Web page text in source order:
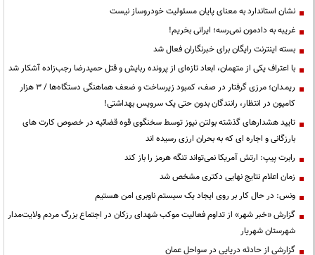
نشان استاندارد به معنای پایان مسئولیت خودروساز نیست
غریبه به دادمون نمی‌رسه؛ ایرانی بخریم!
بسته اینترنت رایگان برای خبرنگاران فعال شد
با اعتراف یکی از متهمان، ابعاد تازه‌ای از پرونده ربایش و قتل حمیدرضا رجب‌زاده آشکار شد
ریمـدان؛ مرزی گرفتار در صف، کمبود زیرساخت و ضعف هماهنگی دستگاه‌ها / ۳ هزار
کامیون در انتظار، رانندگان بدون حتی یک سرویس بهداشتی!
تایید هشدارهای گذشته بولتن نیوز توسط سخنگوی قوه قضائیه در خصوص کارت های
بارزگانی و اجاره ای که به بحران ارزی رسیده اند
رابرت پیپ: ارتش آمریکا نمی‌تواند تنگه هرمز را باز کند
زمان اعلام نتایج نهایی دکتری مشخص شد
ونس: در حال کار بر روی ایجاد یک سیستم ناوبری امن هستیم
گزارش «خبر شهر» از تداوم فعالیت موکب شهدای رزکان در اجتماع بزرگ مردم ولایت‌مدار
شهرستان شهریار
گزارشی از حادثه دریایی در سواحل عمان